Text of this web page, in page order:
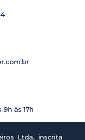
às 17h
Ltda, inscrita